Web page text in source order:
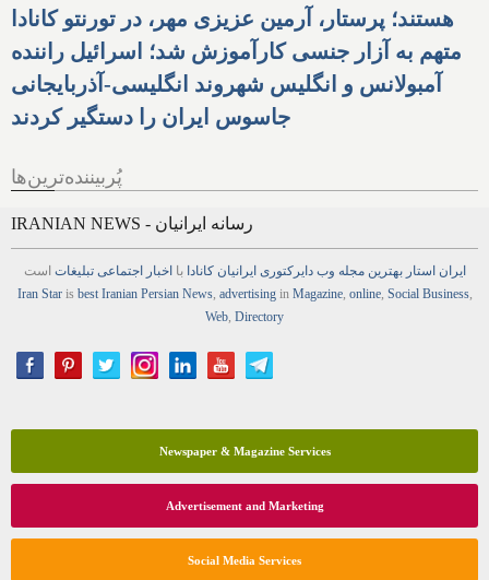
هستند؛ پرستار، آرمین عزیزی مهر، در تورنتو کانادا
متهم به آزار جنسی کارآموزش شد؛ اسرائیل راننده
آمبولانس و انگلیس شهروند انگلیسی-آذربایجانی
جاسوس ایران را دستگیر کردند
پُربیننده‌ترین‌ها
IRANIAN NEWS - رسانه ایرانیان
ایران استار بهترین مجله وب دایرکتوری ایرانیان کانادا با اخبار اجتماعی تبلیغات است
Iran Staris best Iranian Persian News, advertisingin Magazine, online, Social Business,
Web, Directory
Newspaper & Magazine Services
Advertisement and Marketing
Social Media Services